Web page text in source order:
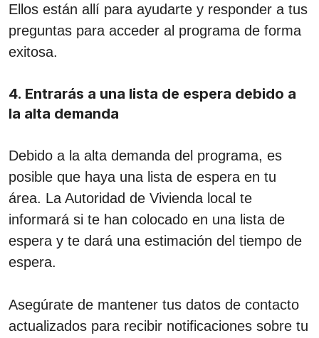
Ellos están allí para ayudarte y responder a tus
preguntas para acceder al programa de forma
exitosa.
4. Entrarás a una lista de espera debido a
la alta demanda
Debido a la alta demanda del programa, es
posible que haya una lista de espera en tu
área. La Autoridad de Vivienda local te
informará si te han colocado en una lista de
espera y te dará una estimación del tiempo de
espera.
Asegúrate de mantener tus datos de contacto
actualizados para recibir notificaciones sobre tu